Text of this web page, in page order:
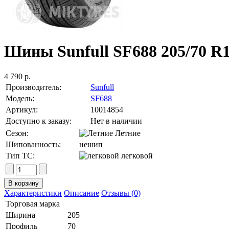
Шины Sunfull SF688 205/70
4 790 р.
Производитель:
Sunfull
Модель:
SF688
Артикул:
10014854
Доступно к заказу:
Нет в наличии
Сезон:
Летние
Шипованность:
нешип
Тип ТС:
легковой
Характеристики Описание Отзывы (0)
Торговая марка
Ширина
205
Профиль
70